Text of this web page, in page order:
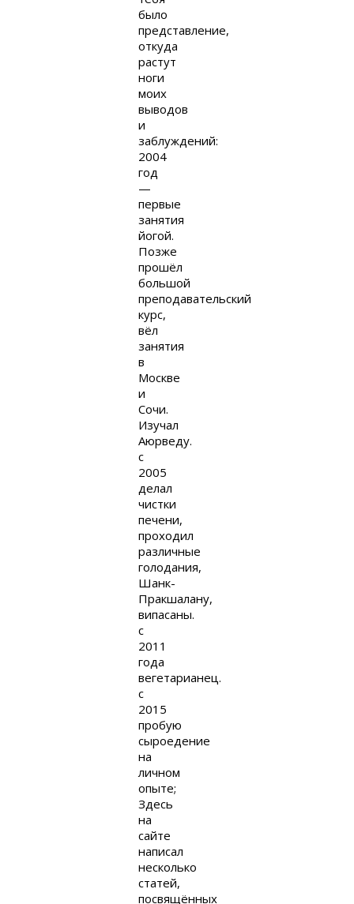
было
представление,
откуда
растут
ноги
моих
выводов
и
заблуждений:
2004
год
—
первые
занятия
йогой.
Позже
прошёл
большой
преподавательский
курс,
вёл
занятия
в
Москве
и
Сочи.
Изучал
Аюрведу.
с
2005
делал
чистки
печени,
проходил
различные
голодания,
Шанк-
Пракшалану,
випасаны.
с
2011
года
вегетарианец.
с
2015
пробую
сыроедение
на
личном
опыте;
Здесь
на
сайте
написал
несколько
статей,
посвящённых